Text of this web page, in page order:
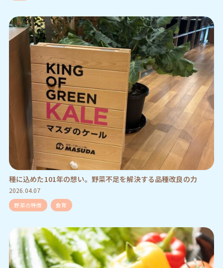
種に込めた101年の想い。野菜不足を解決する品種改良の力
2026.04.07
野菜の特徴 食育